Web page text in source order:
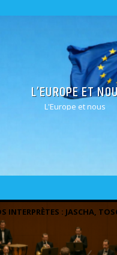
L’EUROPE ET
L'Europe et nous
INTERPRÈTES : JASCHA,
AUTRES.